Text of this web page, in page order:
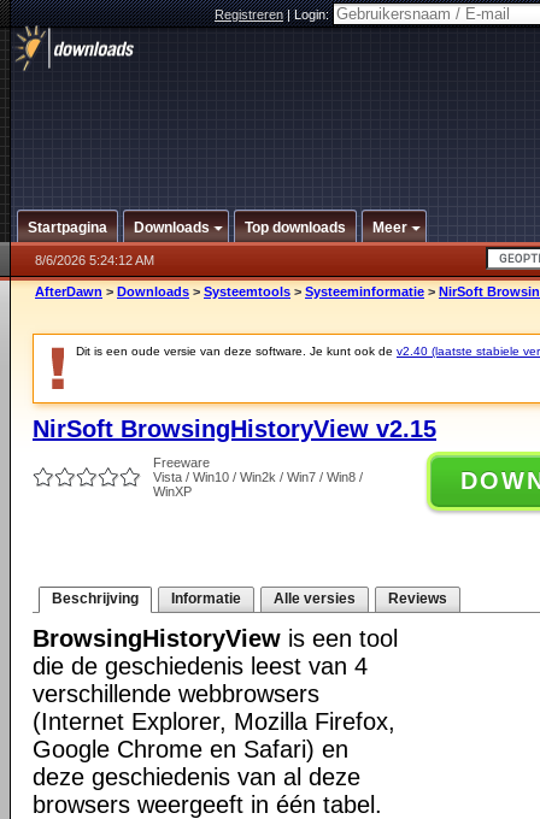
Registreren|Login:
Startpagina Downloads Top downloads Meer
8/6/2026 5:24:12 AM
AfterDawn > Downloads > Systeemtools > Systeeminformatie > NirSoft
Dit is een oude versie van deze software. Je kunt ook de v2.40 (laatste stabiele
NirSoft BrowsingHistoryView v2.15
Freeware
Vista / Win10 / Win2k / Win7 / Win8 /
WinXP
Beschrijving Informatie Alle versies Reviews
BrowsingHistoryView is een tool
die de geschiedenis leest van 4
verschillende webbrowsers
(Internet Explorer, Mozilla Firefox,
Google Chrome en Safari) en
deze geschiedenis van al deze
browsers weergeeft in één tabel.